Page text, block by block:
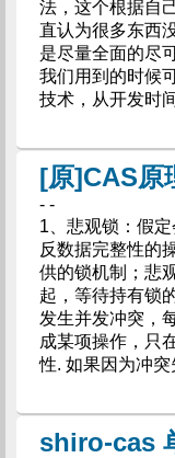
法，这个根据自
直认为很多东西
是尽量全面的尽
我们用到的时候
技术，从开发时
[原]CAS原
- -
1、悲观锁：假
反数据完整性的
供的锁机制；悲
起，等待持有锁
发生并发冲突，
成某项操作，只
性. 如果因为冲
shiro-cas